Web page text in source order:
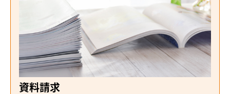
資料請求